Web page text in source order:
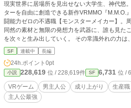
現実世界に居場所を見出せない大学生、神代悠
ターを自由に創造できる新作VRMMO『M.M.O.
闘能力ゼロの不遇職【モンスターメイカー】。
同然の素材と無限の発想力を武器に、誰も見た
を次々と生み出していく。 その常識外れの力は
のない商人少女といった仲間を引き寄せ、やが
し、それは同時にゲームの支配を目論む悪徳ギ
していた。 これは、最弱の職から唯一無二の相
るために戦う、創造と成り上がりの物語。
SF 連載中 長編
24h.ポイント 0pt
小説 228,619 位 / 228,619件 SF 6,731 位 /
VRゲーム 男主人公 成り上がり 生産職
主人公最強